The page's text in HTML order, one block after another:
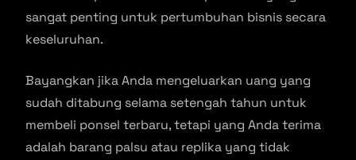
sangat penting untuk pertumbuhan bisnis secara
keseluruhan.
Bayangkan jika Anda mengeluarkan uang yang
sudah ditabung selama setengah tahun untuk
membeli ponsel terbaru, tetapi yang Anda terima
adalah barang palsu atau replika yang tidak